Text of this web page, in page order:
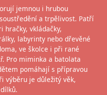
jemnou i hrubou
a trpělivost. Patří
hračky, vkládačky,
labyrinty nebo dřevěné
ve školce i při rané
Pro miminka a batolata
pomáhají s přípravou
výběru je důležitý věk,